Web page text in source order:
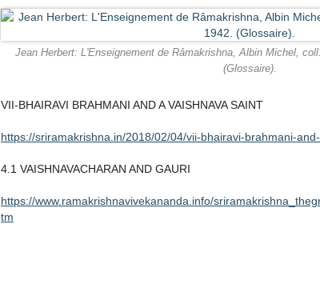
Jean Herbert: L'Enseignement de Râmakrishna, Albin Michel,
(Glossaire).
VII-BHAIRAVI BRAHMANI AND A VAISHNAVA SAINT
https://sriramakrishna.in/2018/02/04/vii-bhairavi-brahmani-
4.1 VAISHNAVACHARAN AND GAURI
https://www.ramakrishnavivekananda.info/
tm